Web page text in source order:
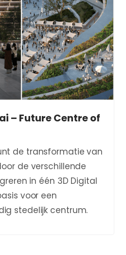
– Future Centre of
de transformatie van
de verschillende
in één 3D Digital
voor een
stedelijk centrum.